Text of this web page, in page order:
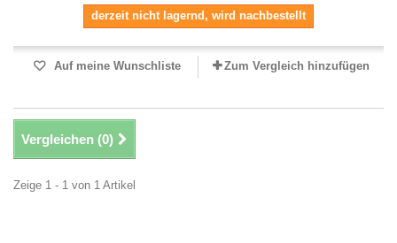
derzeit nicht lagernd, wird nachbestellt
Auf meine Wunschliste Zum Vergleich hinzufügen
Vergleichen (0)
Zeige 1 - 1 von 1 Artikel